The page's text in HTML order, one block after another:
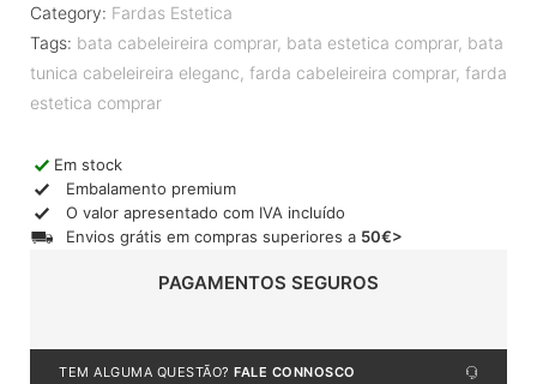
Category: Fardas Estetica
Tags: bata cabeleireira comprar, bata estetica comprar, bata
tunica cabeleireira eleganc, farda cabeleireira comprar, farda
estetica comprar
Em stock
Embalamento premium
O valor apresentado com IVA incluído
Envios grátis em compras superiores a 50€>
PAGAMENTOS SEGUROS
TEM ALGUMA QUESTÃO? FALE CONNOSCO